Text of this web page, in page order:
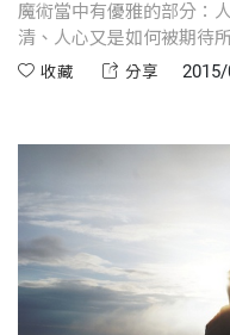
魔術當中有優雅的部分：
清、人心又是如何被期待
你。收藏 分享